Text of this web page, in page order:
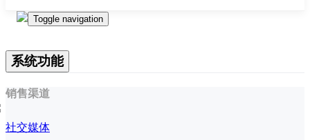
Toggle navigation
系统功能
销售渠道
社交媒体